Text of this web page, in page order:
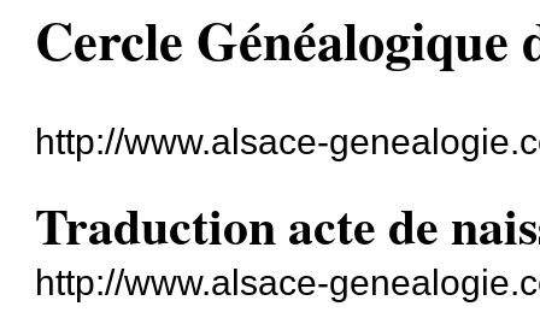
Cercle
http://www.alsace-
Traduction acte de
http://www.alsace-